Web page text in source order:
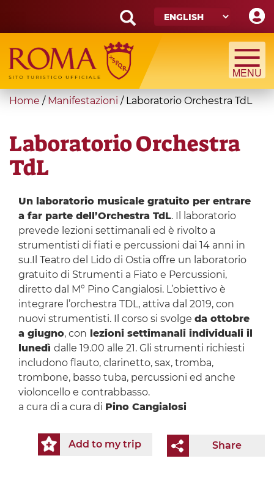
main
content
Search
form
Search
You
here
Home / Manifestazioni / Laboratorio Orchestra TdL
Laboratorio Orchestra
TdL
Un laboratorio musicale gratuito per entrare
a far parte dell’Orchestra TdL. Il laboratorio
prevede lezioni settimanali ed è rivolto a
strumentisti di fiati e percussioni dai 14 anni in
su.Il Teatro del Lido di Ostia offre un laboratorio
gratuito di Strumenti a Fiato e Percussioni,
diretto dal M° Pino Cangialosi. L’obiettivo è
integrare l’orchestra TDL, attiva dal 2019, con
nuovi strumentisti. Il corso si svolge da ottobre
a giugno, con lezioni settimanali individuali il
lunedì dalle 19.00 alle 21. Gli strumenti richiesti
includono flauto, clarinetto, sax, tromba,
trombone, basso tuba, percussioni ed anche
violoncello e contrabbasso.
a cura di a cura di Pino Cangialosi
Share
Add to my trip